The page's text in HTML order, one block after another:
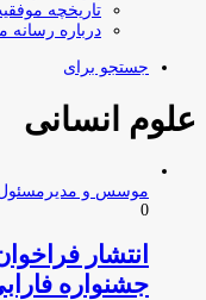
تاریخچه
درباره
جستجو برای
علوم انسانی
موسس و مدیرمسئول:
0
انتشار
جشنواره